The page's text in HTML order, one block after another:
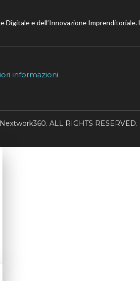
e dell’Innovazione Imprenditoriale.
informazioni
ALL RIGHTS RESERVED.